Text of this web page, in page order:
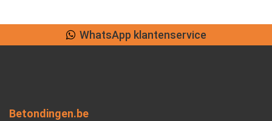
Lage verzendkosten
Betondingen.be